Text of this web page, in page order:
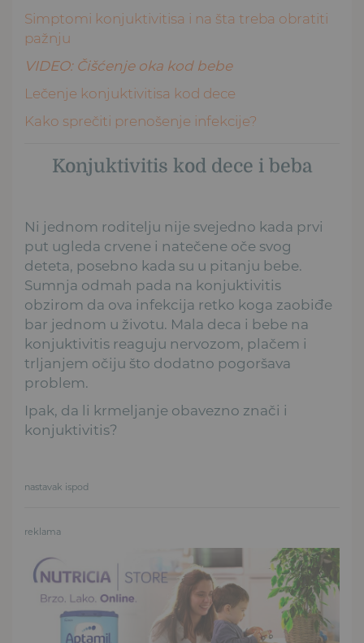
Simptomi konjuktivitisa i na šta treba obratiti
pažnju
VIDEO: Čišćenje oka kod bebe
Lečenje konjuktivitisa kod dece
Kako sprečiti prenošenje infekcije?
Konjuktivitis kod dece i beba
Ni jednom roditelju nije svejedno kada prvi
put ugleda crvene i natečene oče svog
deteta, posebno kada su u pitanju bebe.
Sumnja odmah pada na konjuktivitis
obzirom da ova infekcija retko koga zaobiđe
bar jednom u životu. Mala deca i bebe na
konjuktivitis reaguju nervozom, plačem i
trljanjem očiju što dodatno pogoršava
problem.
Ipak, da li krmeljanje obavezno znači i
konjuktivitis?
nastavak ispod
reklama